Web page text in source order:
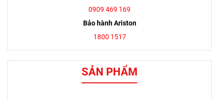
MÁY NƯỚC NÓNG NĂNG LƯỢNG TẤM PHẲNG
MÁY NƯỚC NÓNG TRỰC TIẾP KÈM SEN CÂY
MÁY NƯỚC NÓNG BƠM NHIỆT